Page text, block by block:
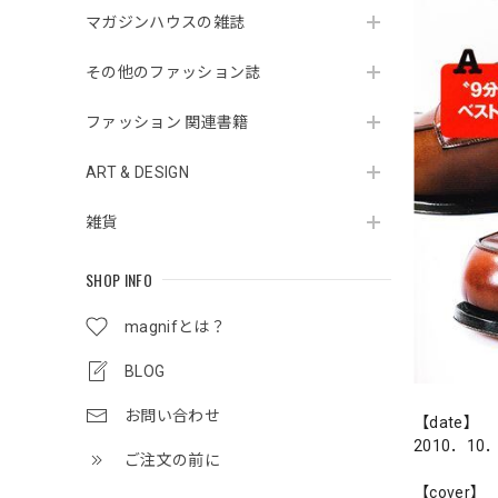
マガジンハウスの雑誌
その他のファッション誌
ファッション 関連書籍
ART & DESIGN
雑貨
SHOP INFO
magnifとは？
BLOG
お問い合わせ
ご注文の前に
【date】
2010．10
【cover】